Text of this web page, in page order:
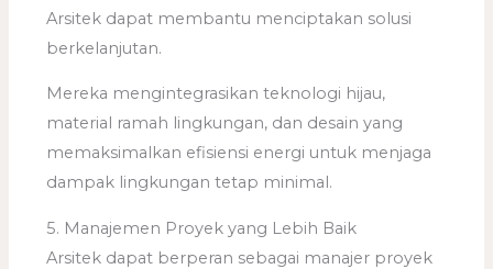
Arsitek dapat membantu menciptakan solusi
berkelanjutan.
Mereka mengintegrasikan teknologi hijau,
material ramah lingkungan, dan desain yang
memaksimalkan efisiensi energi untuk menjaga
dampak lingkungan tetap minimal.
5. Manajemen Proyek yang Lebih Baik
Arsitek dapat berperan sebagai manajer proyek